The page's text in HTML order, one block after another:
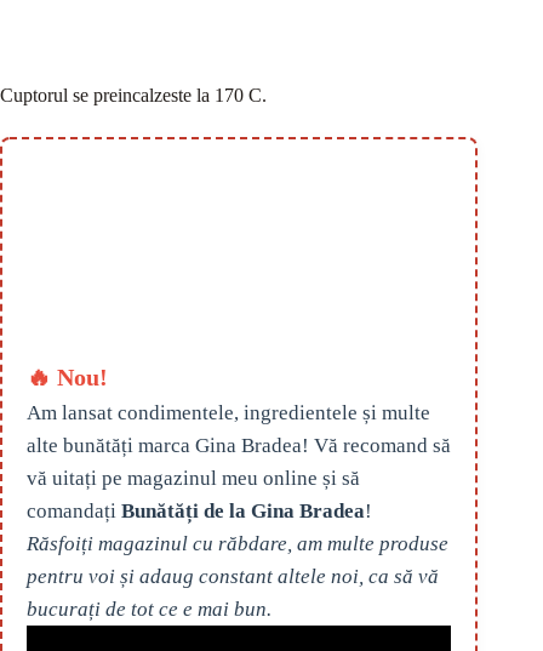
Cuptorul se preincalzeste la 170 C.
🔥 Nou!
Am lansat condimentele, ingredientele și multe
alte bunătăți marca Gina Bradea! Vă recomand să
vă uitați pe magazinul meu online și să
comandați Bunătăți de la Gina Bradea!
Răsfoiți magazinul cu răbdare, am multe produse
pentru voi și adaug constant altele noi, ca să vă
bucurați de tot ce e mai bun.